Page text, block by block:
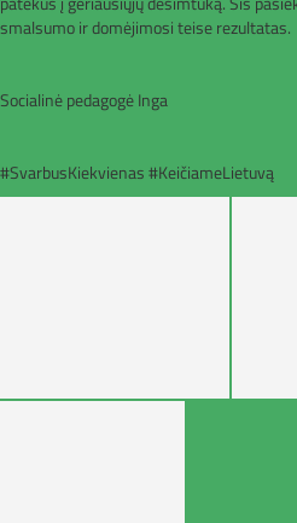
smalsumo ir domėjimosi teise rezultatas.
Socialinė pedagogė Inga
#SvarbusKiekvienas #KeičiameLietuvą